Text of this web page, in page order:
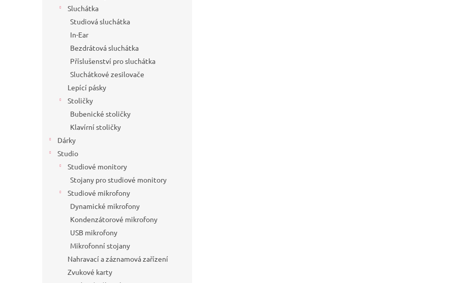
Sluchátka
Studiová sluchátka
In-Ear
Bezdrátová sluchátka
Příslušenství pro sluchátka
Sluchátkové zesilovače
Lepící pásky
Stoličky
Bubenické stoličky
Klavírní stoličky
Dárky
Studio
Studiové monitory
Stojany pro studiové monitory
Studiové mikrofony
Dynamické mikrofony
Kondenzátorové mikrofony
USB mikrofony
Mikrofonní stojany
Nahravací a záznamová zařízení
Zvukové karty